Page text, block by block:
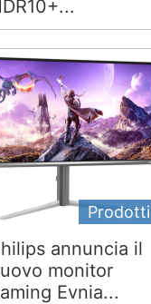
Prodotti
annuncia il
monitor
Evnia...